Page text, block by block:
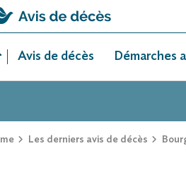
Avis de décès Démarches
Les derniers avis de décès